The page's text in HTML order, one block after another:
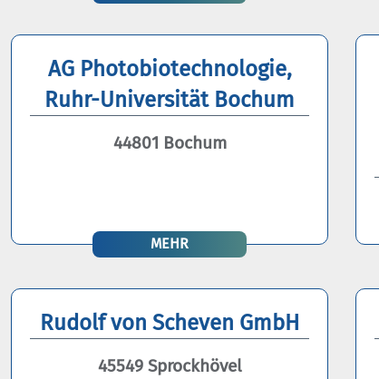
AG Photobiotechnologie,
Ruhr-Universität Bochum
44801 Bochum
MEHR
Rudolf von Scheven GmbH
45549 Sprockhövel